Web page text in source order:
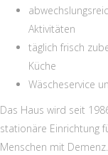
Aktivitäten
täglich frisch
Küche
Wäscheservice
Das Haus wird seit
stationäre Einrichtung
Menschen mit